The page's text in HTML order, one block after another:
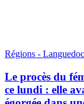
Régions -
Le procès du
ce lundi : elle